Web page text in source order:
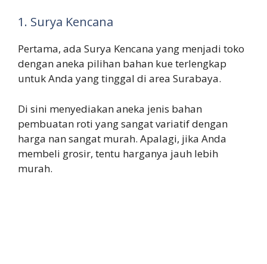
1. Surya Kencana
Pertama, ada Surya Kencana yang menjadi toko
dengan aneka pilihan bahan kue terlengkap
untuk Anda yang tinggal di area Surabaya.
Di sini menyediakan aneka jenis bahan
pembuatan roti yang sangat variatif dengan
harga nan sangat murah. Apalagi, jika Anda
membeli grosir, tentu harganya jauh lebih
murah.